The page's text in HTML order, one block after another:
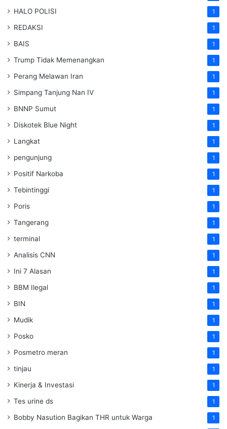
HALO POLISI 1
REDAKSI 1
BAIS 1
Trump Tidak Memenangkan 1
Perang Melawan Iran 1
Simpang Tanjung Nan IV 1
BNNP Sumut 1
Diskotek Blue Night 1
Langkat 1
pengunjung 1
Positif Narkoba 1
Tebintinggi 1
Poris 1
Tangerang 1
terminal 1
Analisis CNN 1
Ini 7 Alasan 1
BBM Ilegal 1
BIN 1
Mudik 1
Posko 1
Posmetro meran 1
tinjau 1
Kinerja & Investasi 1
Tes urine ds 1
Bobby Nasution Bagikan THR untuk Warga 1